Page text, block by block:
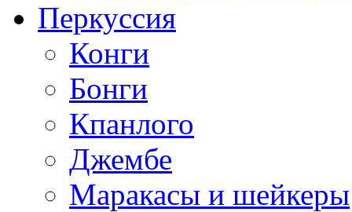
Перкуссия
Конги
Бонги
Кпанлого
Джембе
Маракасы и шейкеры